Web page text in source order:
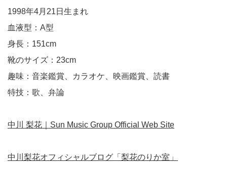
1998年4月21日生まれ
血液型：A型
身長：151cm
靴のサイズ：23cm
趣味：音楽鑑賞、カラオケ、映画鑑賞、読書
特技：歌、弁論
中川 梨花｜Sun Music Group Official Web Site
中川梨花オフィシャルブログ「梨花のりか室」